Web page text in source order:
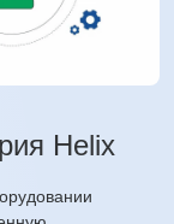
Helix